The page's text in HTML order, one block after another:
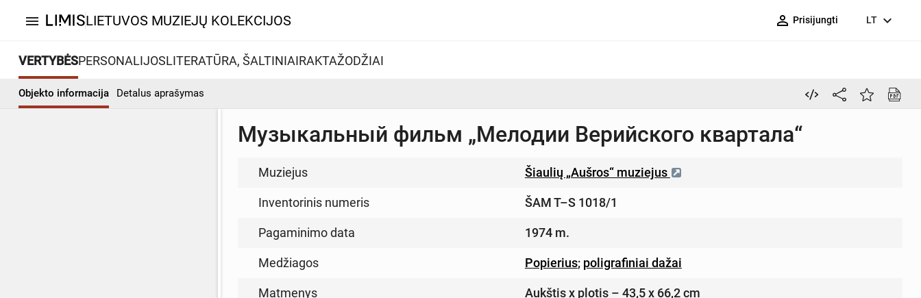
menu LIETUVOS MUZIEJŲ KOLEKCIJOS person_outline Prisijungti LT expand_more
VERTYBĖSPERSONALIJOSLITERATŪRA, ŠALTINIAIRAKTAŽODŽIAI
Objekto informacija Detalus aprašymas
Музыкальный фильм „Мелодии Верийского квартала“
Muziejus Šiaulių „Aušros“ muziejus
Inventorinis numeris ŠAM T–S 1018/1
Pagaminimo data 1974 m.
Medžiagos Popierius; poligrafiniai dažai
Matmenys Aukštis x plotis – 43,5 х 66,2 cm